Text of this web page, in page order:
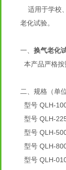
适用于学校
老化试验。
一、 换气老化
本产品严格
二、规格（单
型号 QLH-
型号 QLH-
型号 QLH-
型号 QLH-
型号 QLH-